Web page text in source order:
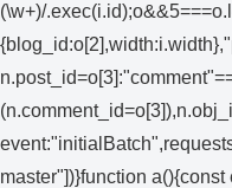
(\w+)/
master"])}function